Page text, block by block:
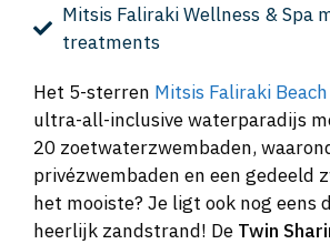
Mitsis Faliraki Wellness & Spa
treatments
Het 5-sterren Mitsis Faliraki
ultra-all-inclusive waterparadijs
20 zoetwaterzwembaden,
privézwembaden en een gedeeld
het mooiste? Je ligt ook nog eens
heerlijk zandstrand! De Twin